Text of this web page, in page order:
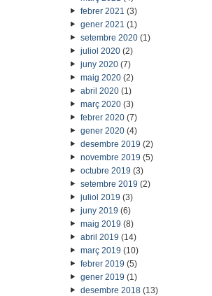
febrer 2021 (3)
gener 2021 (1)
setembre 2020(1)
juliol 2020(2)
juny 2020(7)
maig 2020(2)
abril 2020(1)
març 2020(3)
febrer 2020(7)
gener 2020(4)
desembre 2019 (2)
novembre 2019 (5)
octubre 2019 (3)
setembre 2019 (2)
juliol 2019 (3)
juny 2019 (6)
maig 2019 (8)
abril 2019 (14)
març 2019 (10)
febrer 2019 (5)
gener 2019 (1)
desembre 2018(13)